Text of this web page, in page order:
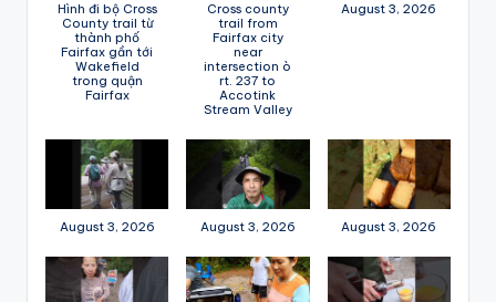
Hình đi bộ Cross
County trail từ
thành phố
Fairfax gần tới
Wakefield
trong quận
Fairfax
Cross county
trail from
Fairfax city
near
intersection ò
rt. 237 to
Accotink
Stream Valley
August 3, 2026
August 3, 2026 August 3, 2026 August 3, 2026